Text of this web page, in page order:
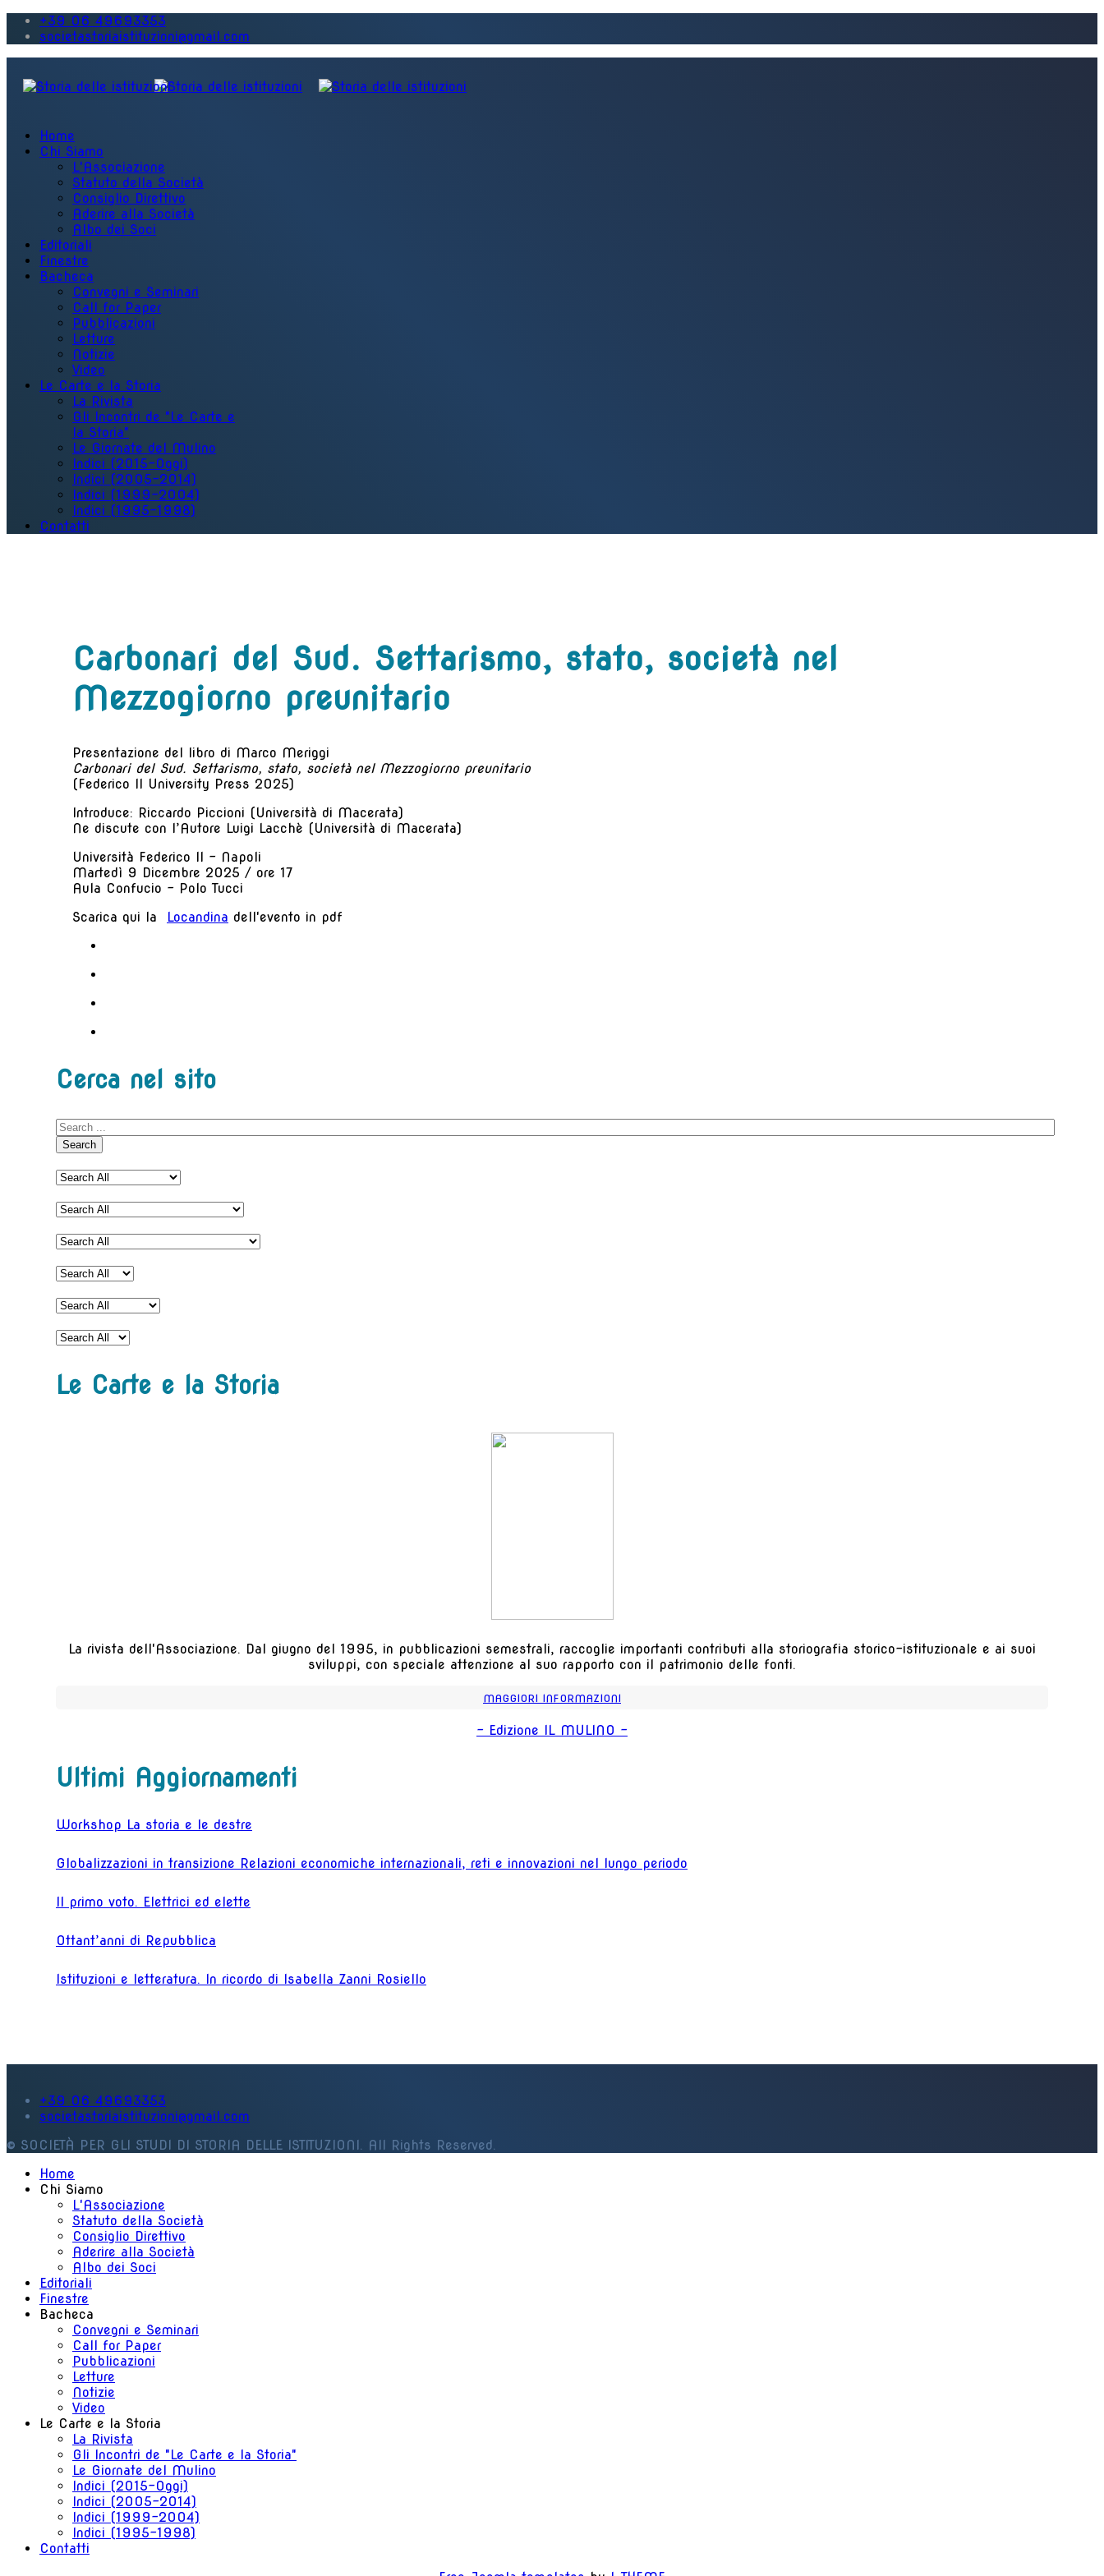
+39 06 49693353
societastoriaistituzioni@gmail.com
Home
Chi Siamo
L'Associazione
Statuto della Società
Consiglio Direttivo
Aderire alla Società
Albo dei Soci
Editoriali
Finestre
Bacheca
Convegni e Seminari
Call for Paper
Pubblicazioni
Letture
Notizie
Video
Le Carte e la Storia
La Rivista
Gli Incontri de "Le Carte e
la Storia"
Le Giornate del Mulino
Indici (2015-Oggi)
Indici (2005-2014)
Indici (1999-2004)
Indici (1995-1998)
Contatti
Carbonari del Sud. Settarismo, stato, società nel
Mezzogiorno preunitario
Presentazione del libro di Marco Meriggi
Carbonari del Sud. Settarismo, stato, società nel Mezzogiorno preunitario
(Federico II University Press 2025)
Introduce: Riccardo Piccioni (Università di Macerata)
Ne discute con l’Autore Luigi Lacchè (Università di Macerata)
Università Federico II - Napoli
Martedì 9 Dicembre 2025 / ore 17
Aula Confucio - Polo Tucci
Scarica qui la
Locandina dell'evento in pdf
Cerca nel sito
Search
Le Carte e la Storia
La rivista dell'Associazione. Dal giugno del 1995, in pubblicazioni semestrali, raccoglie importanti contributi alla storiografia storico-istituzionale e ai suoi
sviluppi, con speciale attenzione al suo rapporto con il patrimonio delle fonti.
MAGGIORI INFORMAZIONI
- Edizione IL MULINO -
Ultimi Aggiornamenti
Workshop La storia e le destre
Globalizzazioni in transizione Relazioni economiche internazionali, reti e innovazioni nel lungo periodo
Il primo voto. Elettrici ed elette
Ottant’anni di Repubblica
Istituzioni e letteratura. In ricordo di Isabella Zanni Rosiello
+39 06 49693353
societastoriaistituzioni@gmail.com
© SOCIETÀ PER GLI STUDI DI STORIA DELLE ISTITUZIONI. All Rights Reserved.
Home
Chi Siamo
L'Associazione
Statuto della Società
Consiglio Direttivo
Aderire alla Società
Albo dei Soci
Editoriali
Finestre
Bacheca
Convegni e Seminari
Call for Paper
Pubblicazioni
Letture
Notizie
Video
Le Carte e la Storia
La Rivista
Gli Incontri de "Le Carte e la Storia"
Le Giornate del Mulino
Indici (2015-Oggi)
Indici (2005-2014)
Indici (1999-2004)
Indici (1995-1998)
Contatti